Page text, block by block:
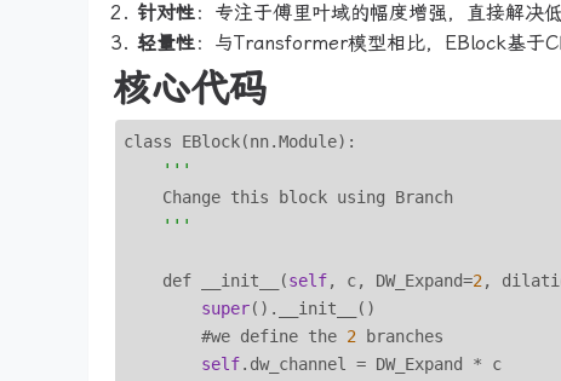
针对性：专注于傅里叶域的幅度增强，直接解决
轻量性：与Transformer模型相比，EBlock基于
核心代码
class EBlock(nn.Module):
'''
    Change this block using Branch
'''
    def __init__(
self, c, DW_Expand=2 ,
super().__init__()
        #we define the
2 branches
self.dw_channel = DW_Expand * c